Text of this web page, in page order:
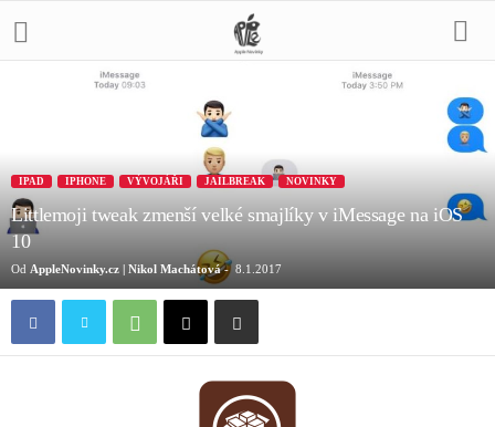
IPAD IPHONE VÝVOJÁŘI JAILBREAK NOVINKY
Littlemoji tweak zmenší velké smajlíky v iMessage na iOS
10
Od AppleNovinky.cz | Nikol Machátová- 8.1.2017